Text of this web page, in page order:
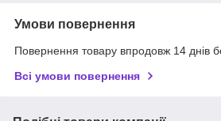
Умови повернення
Повернення товару впродовж 14 днів
Всі умови повернення